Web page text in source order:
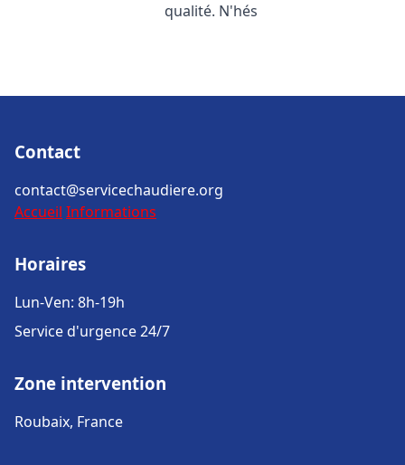
qualité. N'hés
Contact
contact@servicechaudiere.org
Accueil Informations
Horaires
Lun-Ven: 8h-19h
Service d'urgence 24/7
Zone intervention
Roubaix, France